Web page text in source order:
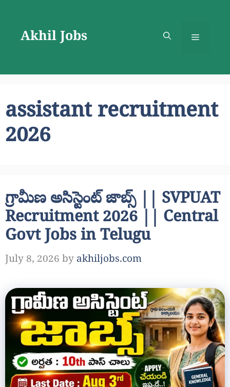
contentAkhil Jobs Menu
assistant recruitment
2026
గ్రామీణ అసిస్టెంట్ జాబ్స్ || SVPUAT
Recruitment 2026 || Central
Govt Jobs in Telugu
July 8, 2026 by akhiljobs.com